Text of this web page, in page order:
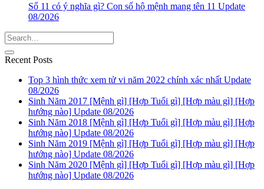
Số 11 có ý nghĩa gì? Con số hộ mệnh mang tên 11 Update
08/2026
Recent Posts
Top 3 hình thức xem tử vi năm 2022 chính xác nhất Update
08/2026
Sinh Năm 2017 [Mệnh gì] [Hợp Tuổi gì] [Hợp màu gì] [Hợp
hướng nào] Update 08/2026
Sinh Năm 2018 [Mệnh gì] [Hợp Tuổi gì] [Hợp màu gì] [Hợp
hướng nào] Update 08/2026
Sinh Năm 2019 [Mệnh gì] [Hợp Tuổi gì] [Hợp màu gì] [Hợp
hướng nào] Update 08/2026
Sinh Năm 2020 [Mệnh gì] [Hợp Tuổi gì] [Hợp màu gì] [Hợp
hướng nào] Update 08/2026